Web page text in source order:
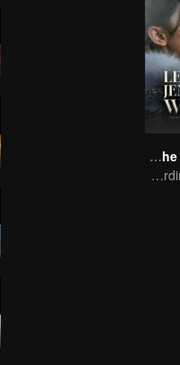
Legend of The Female General
Zhou Ye and Cheng Lei Star in Drama About a Young General Guarding the Homeland